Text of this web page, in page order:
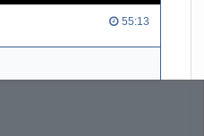
55:13